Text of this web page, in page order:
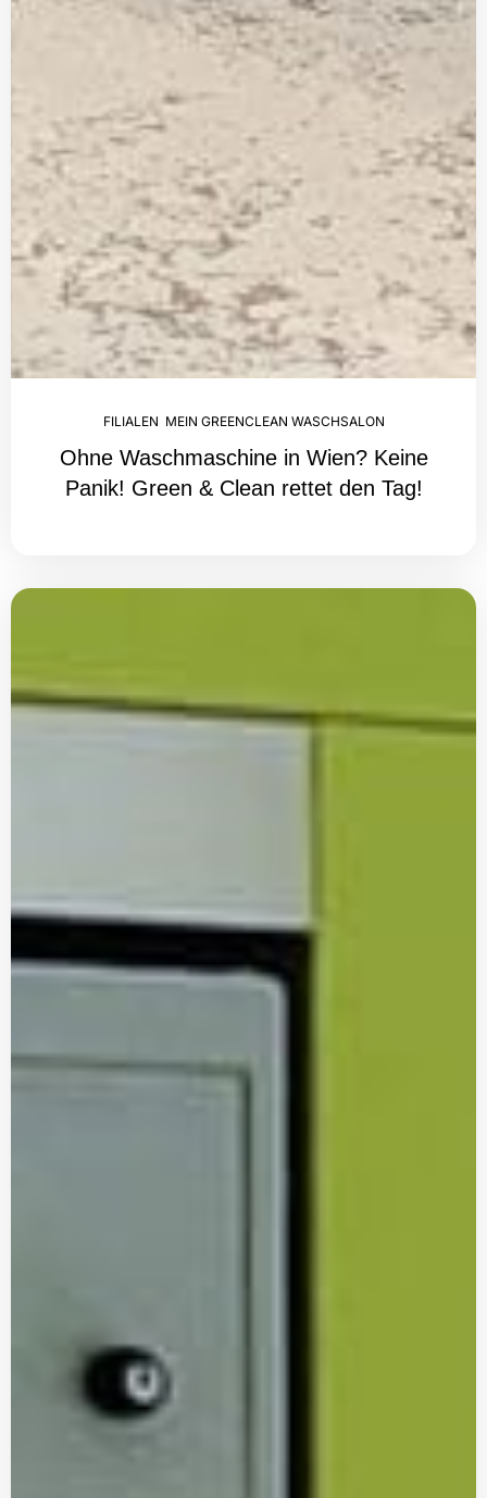
FILIALEN MEIN GREENCLEAN WASCHSALON
Ohne Waschmaschine in Wien? Keine
Panik! Green & Clean rettet den Tag!